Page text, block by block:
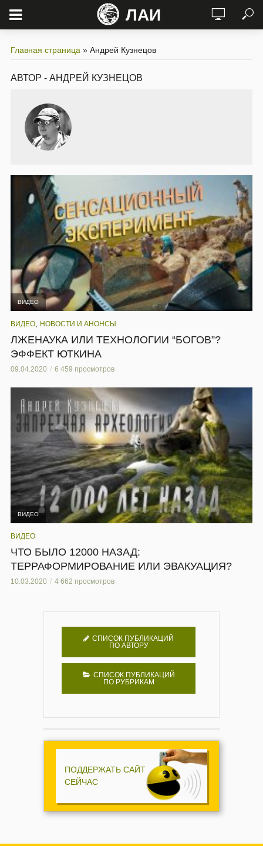
ЛАИ
Главная страница » Андрей Кузнецов
АВТОР - АНДРЕЙ КУЗНЕЦОВ
ВИДЕО
ВИДЕО НОВОСТИ И АНОНСЫ
ЛЖЕНАУКА ИЛИ ТЕХНОЛОГИИ “БОГОВ”?
ЭФФЕКТ ЮТКИНА
09.04.2020 6 459 просмотров
ВИДЕО
ВИДЕО
ЧТО БЫЛО 12000 НАЗАД:
ТЕРРАФОРМИРОВАНИЕ ИЛИ ЭВАКУАЦИЯ?
10.03.2020 4 662 просмотров
СПИСОК ПУБЛИКАЦИЙ
ПО АВТОРУ
СПИСОК ПУБЛИКАЦИЙ
ПО РУБРИКАМ
ПОДДЕРЖАТЬ САЙТ
СЕЙЧАС